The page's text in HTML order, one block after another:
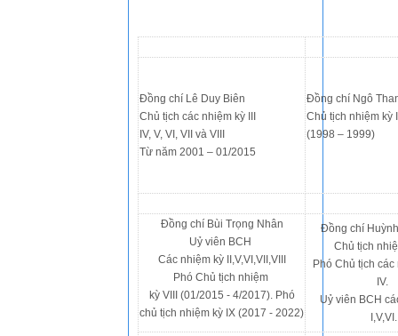
Đồng chí Lê Duy Biên
Chủ tịch các nhiệm kỳ III
IV, V, VI, VII và VIII
Từ năm 2001 – 01/2015
Đồng chí Ngô
Chủ tịch nhiệm kỳ
(1998 – 1999)
Đồng chí Bùi Trọng Nhân
Uỷ viên BCH
Các nhiệm kỳ II,V,VI,VII,VIII
Phó Chủ tịch nhiệm
kỳ VIII (01/2015 - 4/2017). Phó
chủ tịch nhiệm kỳ IX (2017 - 2022)
Đồng chí
Chủ tịch
Phó Chủ tịch các
IV.
Uỷ viên BCH
I,V,VI.